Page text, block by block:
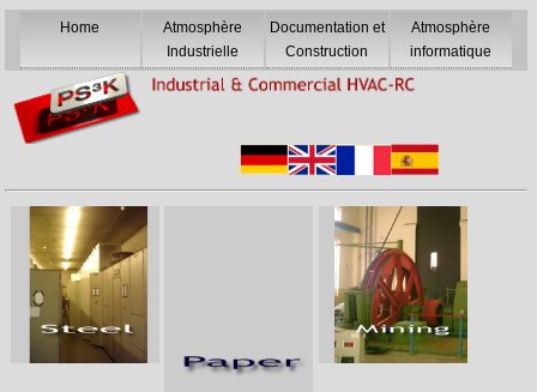
Home
Atmosphère
Industrielle
Documentation et
Construction
Atmosphère
informatique